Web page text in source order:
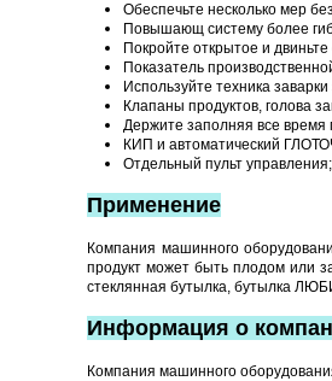
Обеспечьте несколько мер
Повышающ систему более
Покройте открытое и
Показатель
Используйте техника
Клапаны продуктов, голова
Держите заполняя все время
КИП и автоматический
Отдельный пульт
Применение
Компания машинного
продукт может быть плодом или
стеклянная бутылка, бутылка
Информация о
Компания машинного